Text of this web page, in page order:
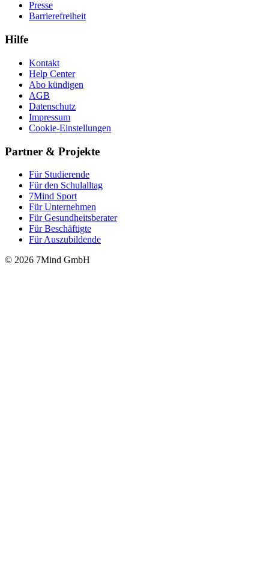
Presse
Barrierefreiheit
Hilfe
Kontakt
Help Center
Abo kündigen
AGB
Datenschutz
Impressum
Cookie-Einstellungen
Partner & Projekte
Für Stu­die­rende
Für den Schulalltag
7Mind Sport
Für Unter­neh­men
Für Gesund­heits­be­ra­ter
Für Beschäftigte
Für Auszubildende
© 2026 7Mind GmbH